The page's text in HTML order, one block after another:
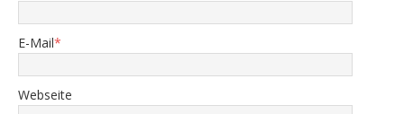
E-Mail*
Webseite